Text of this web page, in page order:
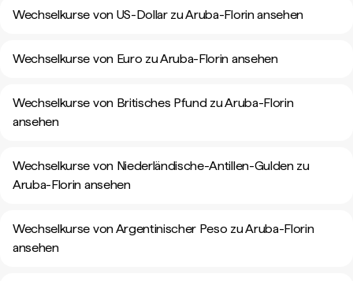
Wechselkurse von US-Dollar zu Aruba-Florin ansehen
Wechselkurse von Euro zu Aruba-Florin ansehen
Wechselkurse von Britisches Pfund zu Aruba-Florin
ansehen
Wechselkurse von Niederländische-Antillen-Gulden zu
Aruba-Florin ansehen
Wechselkurse von Argentinischer Peso zu Aruba-Florin
ansehen